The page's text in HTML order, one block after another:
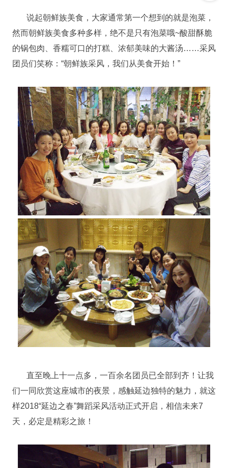
说起朝鲜族美食，大家通常第一个想到的就是泡菜，
然而朝鲜族美食多种多样，绝不是只有泡菜哦~酸甜酥脆
的锅包肉、香糯可口的打糕、浓郁美味的大酱汤……采风
团员们笑称：“朝鲜族采风，我们从美食开始！”
直至晚上十一点多，一百余名团员已全部到齐！让我
们一同欣赏这座城市的夜景，感触延边独特的魅力，就这
样2018“延边之春”舞蹈采风活动正式开启，相信未来7
天，必定是精彩之旅！